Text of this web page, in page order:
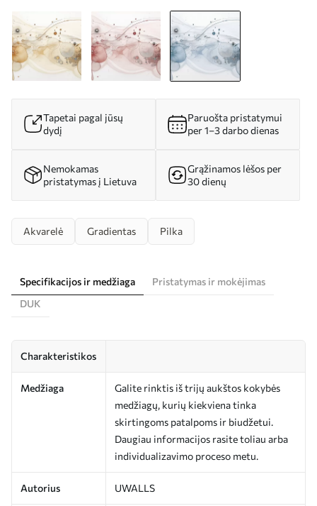
Tapetai pagal jūsų
dydį
Paruošta pristatymui
per 1–3 darbo dienas
Nemokamas
pristatymas į Lietuva
Grąžinamos lėšos per
30 dienų
Akvarelė Gradientas Pilka
Specifikacijos ir medžiaga
Pristatymas ir mokėjimas
DUK
Charakteristikos
Medžiaga
Galite rinktis iš trijų aukštos kokybės
medžiagų, kurių kiekviena tinka
skirtingoms patalpoms ir biudžetui.
Daugiau informacijos rasite toliau arba
individualizavimo proceso metu.
Autorius UWALLS